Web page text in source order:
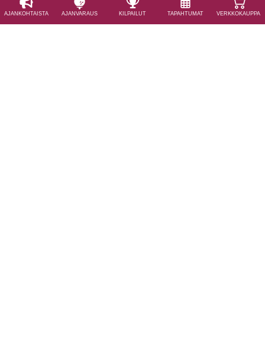
AJAN­KOHTAISTA AJAN­VARAUS KILPAILUT TAPAHTUMAT VERKKOKAUPPA